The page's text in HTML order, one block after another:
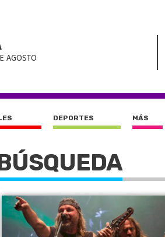
AGOSTO
DEPORTES MÁS